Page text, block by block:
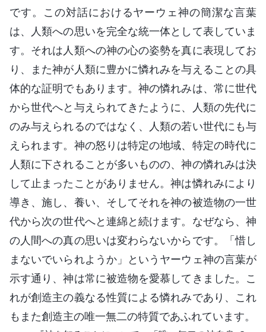
です。この対話におけるヤーウェ神の簡潔な言葉
は、人類への思いを完全な統一体として表していま
す。それは人類への神の心の姿勢を真に表現してお
り、また神が人類に豊かに憐れみを与えることの具
体的な証明でもあります。神の憐れみは、常に世代
から世代へと与えられてきたように、人類の先代に
のみ与えられるのではなく、人類の若い世代にも与
えられます。神の怒りは特定の地域、特定の時代に
人類に下されることが多いものの、神の憐れみは決
して止まったことがありません。神は憐れみにより
導き、施し、養い、そしてそれを神の被造物の一世
代から次の世代へと連綿と続けます。なぜなら、神
の人間への真の思いは変わらないからです。「惜し
まないでいられようか」というヤーウェ神の言葉が
示す通り、神は常に被造物を愛慕してきました。こ
れが創造主の義なる性質による憐れみであり、これ
もまた創造主の唯一無二の特質であふれています。